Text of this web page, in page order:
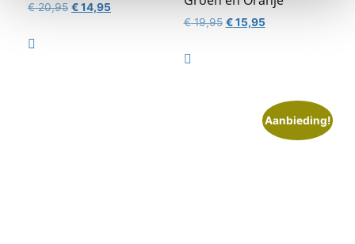
€20,95 Oorspronkelijke
€14,95

€19,95 Oorspronkelijke
€15,95Huidige

Aanbieding!